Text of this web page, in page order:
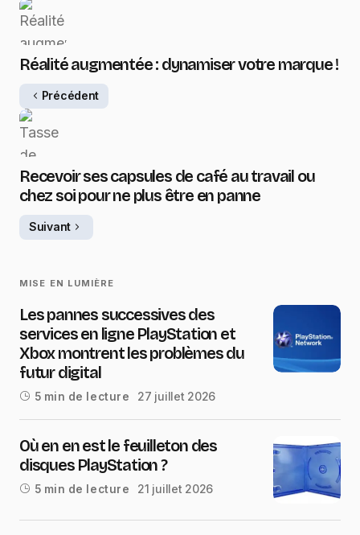
Réalité augmentée : dynamiser votre marque !
Précédent
Recevoir ses capsules de café au travail ou
chez soi pour ne plus être en panne
Suivant
MISE EN LUMIÈRE
Les pannes successives des
services en ligne PlayStation et
Xbox montrent les problèmes du
futur digital
5 min de lecture 27 juillet 2026
Où en en est le feuilleton des
disques PlayStation ?
5 min de lecture 21 juillet 2026